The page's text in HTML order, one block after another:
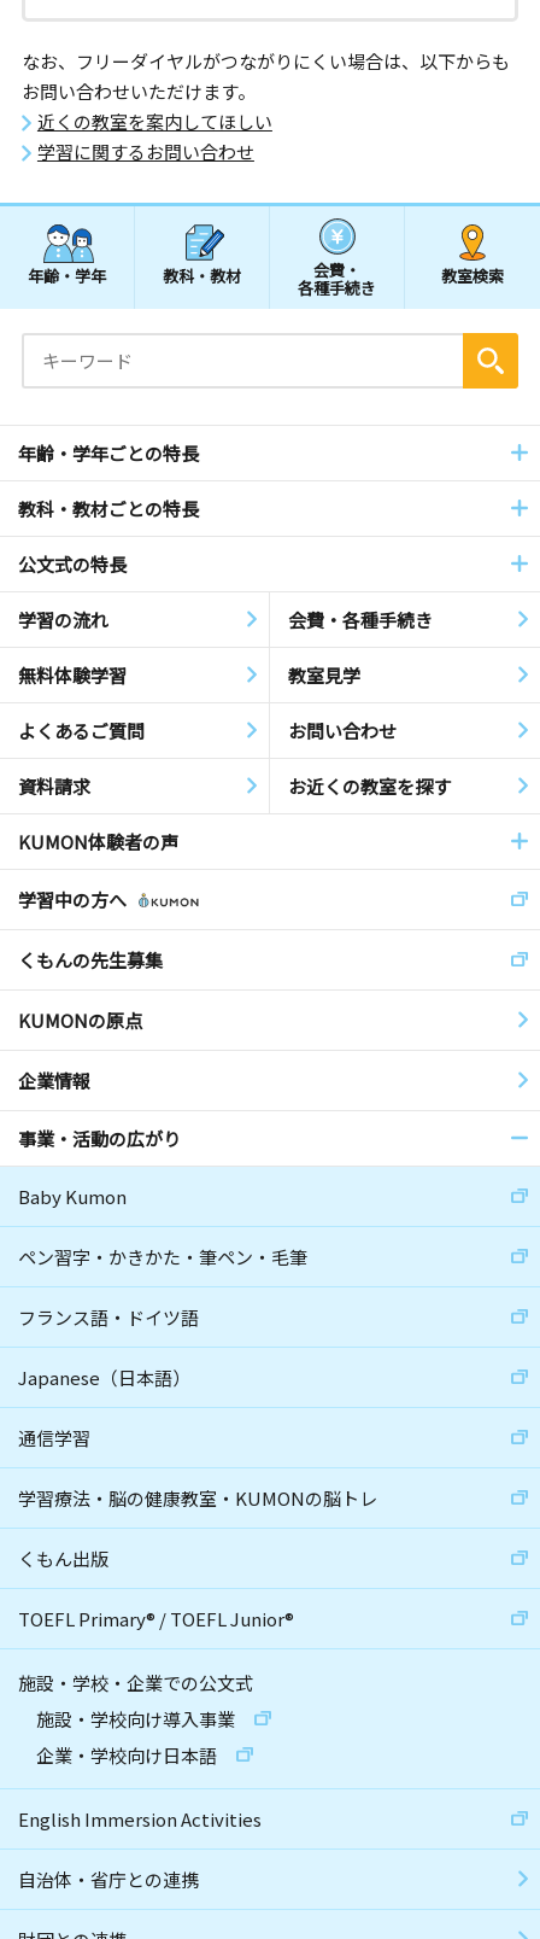
なお、フリーダイヤルがつながりにくい場合は、以下からも
お問い合わせいただけます。
近くの教室を案内してほしい
学習に関するお問い合わせ
年齢・学年 教科・教材 会費・
各種手続き
教室検索
年齢・学年ごとの特長
教科・教材ごとの特長
公文式の特長
学習の流れ 会費・各種手続き
無料体験学習 教室見学
よくあるご質問 お問い合わせ
資料請求 お近くの教室を探す
KUMON体験者の声
学習中の方へ
くもんの先生募集
KUMONの原点
企業情報
事業・活動の広がり
Baby Kumon
ペン習字・かきかた・筆ペン・毛筆
フランス語・ドイツ語
Japanese（日本語）
通信学習
学習療法・脳の健康教室・KUMONの脳トレ
くもん出版
TOEFL Primary® /TOEFL Junior®
施設・学校・企業での公文式
施設・学校向け導入事業
企業・学校向け日本語
English Immersion Activities
自治体・省庁との連携